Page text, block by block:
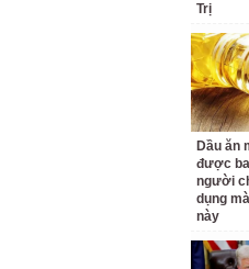
Trị
Dầu ăn
được
người
dụng
này